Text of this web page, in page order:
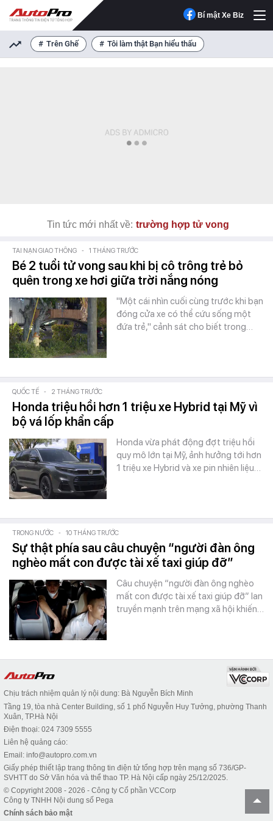
Bí mật Xe Biz
Trên Ghế Tôi làm thật Bạn hiểu thấu
Tin tức mới nhất về: trường hợp tử vong
TAI NẠN GIAO THÔNG - 1 THÁNG TRƯỚC
Bé 2 tuổi tử vong sau khi bị cô trông trẻ bỏ
quên trong xe hơi giữa trời nắng nóng
"Một cái nhìn cuối cùng trước khi bạn
đóng cửa xe có thể cứu sống một
đứa trẻ," cảnh sát cho biết trong…
QUỐC TẾ - 2 THÁNG TRƯỚC
Honda triệu hồi hơn 1 triệu xe Hybrid tại Mỹ vì
bộ vá lốp khẩn cấp
Honda vừa phát động đợt triệu hồi
quy mô lớn tại Mỹ, ảnh hưởng tới hơn
1 triệu xe Hybrid và xe pin nhiên liệu…
TRONG NƯỚC - 10 THÁNG TRƯỚC
Sự thật phía sau câu chuyện “người đàn ông
nghèo mất con được tài xế taxi giúp đỡ”
Câu chuyện “người đàn ông nghèo
mất con được tài xế taxi giúp đỡ” lan
truyền mạnh trên mạng xã hội khiến…
Chịu trách nhiệm quản lý nội dung: Bà Nguyễn Bích Minh
Tầng 19, tòa nhà Center Building, số 1 phố Nguyễn Huy Tưởng, phường Thanh
Xuân, TP.Hà Nội
Điện thoại: 024 7309 5555
Liên hệ quảng cáo:
Email: info@autopro.com.vn
Giấy phép thiết lập trang thông tin điện tử tổng hợp trên mạng số 736/GP-
SVHTT do Sở Văn hóa và thể thao TP. Hà Nội cấp ngày 25/12/2025.
© Copyright 2008 - 2026 - Công ty Cổ phần VCCorp
Công ty TNHH Nội dung số Pega
Chính sách bảo mật